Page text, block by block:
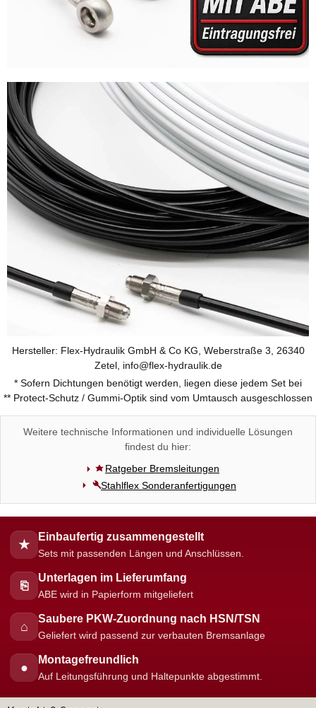
Hersteller: Flex-Hydraulik GmbH & Co KG, Weberstraße 3, 26340
Zetel, info@flex-hydraulik.de
* Sofern Dichtungen benötigt werden, liegen diese jedem Set bei
** Protect-Schutz / Gummi-Optik sind vom Umtausch ausgeschlossen
Weitere technische Informationen und individuelle Lösungen
findest du hier:
Ratgeber Bremsleitungen
Stahlflex Sonderanfertigungen
★
Einbaufertig zusammengestellt
Sets mit passenden Längen und Anschlüssen.
⎘
Unterlagen im Lieferumfang
ABE wird in Papierform mitgeliefert
⌂
Saubere PKW-Zuordnung nach HSN/TSN
Geliefert wird passend zur verbauten Bremsanlage
●
Montagefreundlich
Auf Leitungsführung und Haltepunkte abgestimmt.